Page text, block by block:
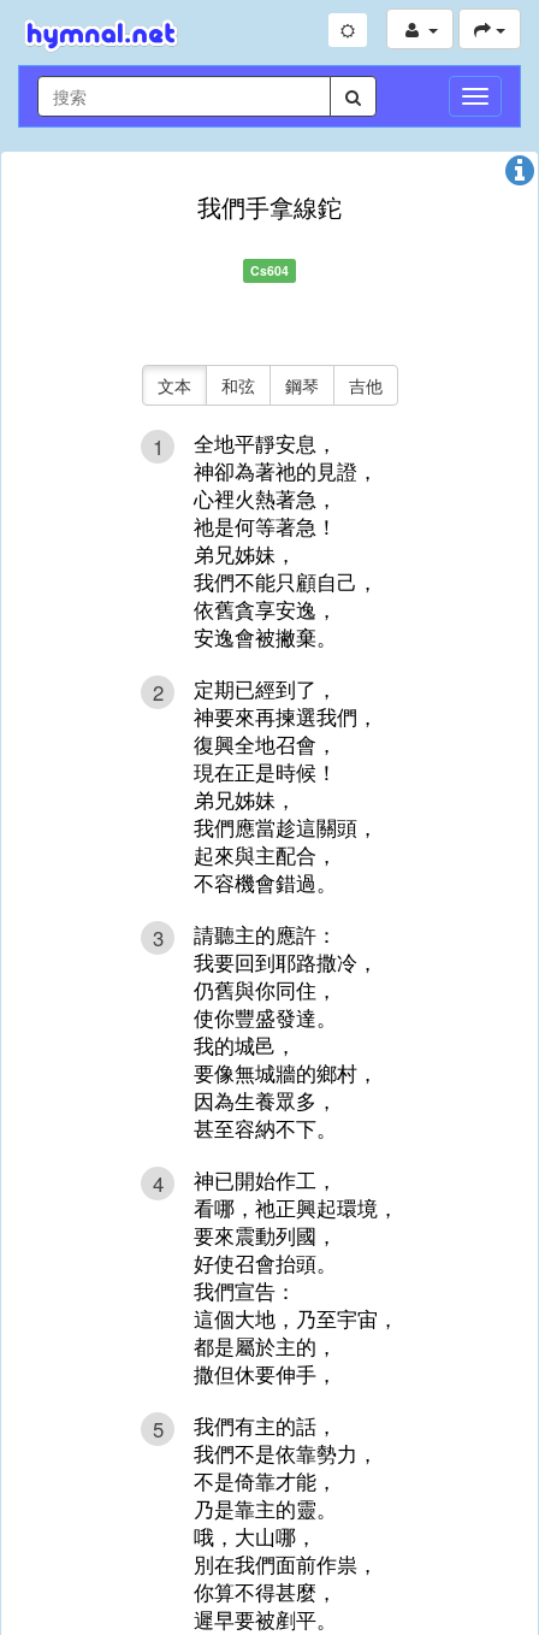
切
換
導
我們手拿線鉈
Cs604
文本 和弦 鋼琴 吉他
1
全地平靜安息，
神卻為著祂的見證，
心裡火熱著急，
祂是何等著急！
弟兄姊妹，
我們不能只顧自己，
依舊貪享安逸，
安逸會被撇棄。
2
定期已經到了，
神要來再揀選我們，
復興全地召會，
現在正是時候！
弟兄姊妹，
我們應當趁這關頭，
起來與主配合，
不容機會錯過。
3
請聽主的應許：
我要回到耶路撒冷，
仍舊與你同住，
使你豐盛發達。
我的城邑，
要像無城牆的鄉村，
因為生養眾多，
甚至容納不下。
4
神已開始作工，
看哪，祂正興起環境，
要來震動列國，
好使召會抬頭。
我們宣告：
這個大地，乃至宇宙，
都是屬於主的，
撒但休要伸手，
5
我們有主的話，
我們不是依靠勢力，
不是倚靠才能，
乃是靠主的靈。
哦，大山哪，
別在我們面前作祟，
你算不得甚麼，
遲早要被剷平。